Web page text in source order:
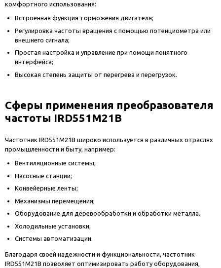
комфортного использования:
Встроенная функция торможения двигателя;
Регулировка частоты вращения с помощью потенциометра или
внешнего сигнала;
Простая настройка и управление при помощи понятного
интерфейса;
Высокая степень защиты от перегрева и перегрузок.
Сферы применения преобразователя
частоты IRD551M21B
Частотник IRD551M21B широко используется в различных отраслях
промышленности и быту, например:
Вентиляционные системы;
Насосные станции;
Конвейерные ленты;
Механизмы перемещения;
Оборудование для деревообработки и обработки металла.
Холодильные установки;
Системы автоматизации.
Благодаря своей надежности и функциональности, частотник
IRD551M21B позволяет оптимизировать работу оборудования,